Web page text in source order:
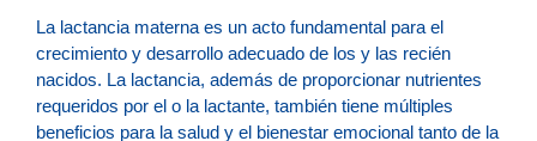
La lactancia materna es un acto fundamental para el
crecimiento y desarrollo adecuado de los y las recién
nacidos. La lactancia, además de proporcionar nutrientes
requeridos por el o la lactante, también tiene múltiples
beneficios para la salud y el bienestar emocional tanto de la